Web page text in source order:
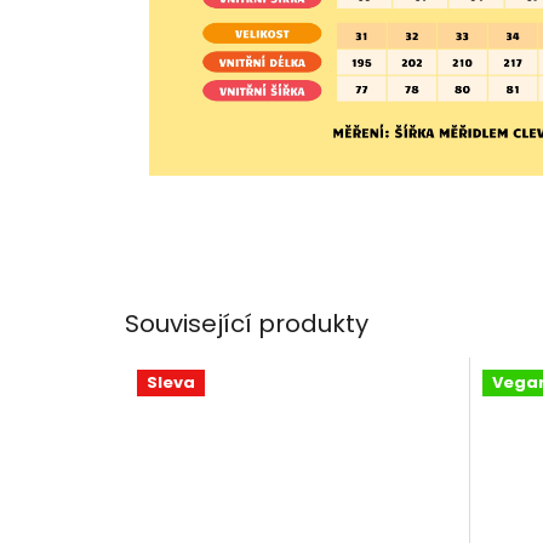
Související produkty
Sleva